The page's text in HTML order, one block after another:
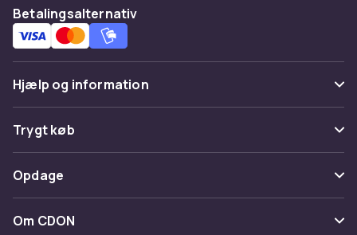
Betalingsalternativ
Hjælp og information
Ofte stillede spørgsmål
Spor pakke
Fortryd & returner her
Kontakt os
Trygt køb
Betaling
Levering
Opdage
Kategorier
Om CDON